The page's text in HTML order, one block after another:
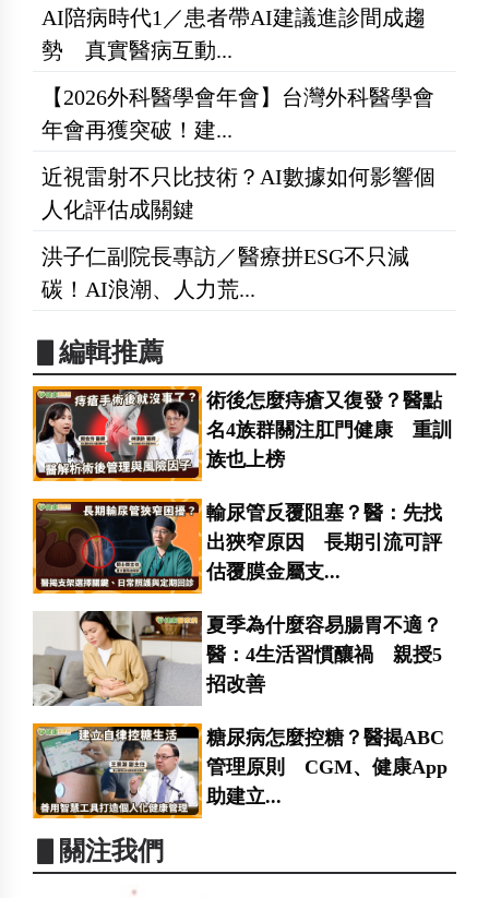
AI陪病時代1／患者帶AI建議進診間成趨
勢 真實醫病互動...
【2026外科醫學會年會】台灣外科醫學會
年會再獲突破！建...
近視雷射不只比技術？AI數據如何影響個
人化評估成關鍵
洪子仁副院長專訪／醫療拼ESG不只減
碳！AI浪潮、人力荒...
▋編輯推薦
術後怎麼痔瘡又復發？醫點
名4族群關注肛門健康 重訓
族也上榜
輸尿管反覆阻塞？醫：先找
出狹窄原因 長期引流可評
估覆膜金屬支...
夏季為什麼容易腸胃不適？
醫：4生活習慣釀禍 親授5
招改善
糖尿病怎麼控糖？醫揭ABC
管理原則 CGM、健康App
助建立...
▋關注我們